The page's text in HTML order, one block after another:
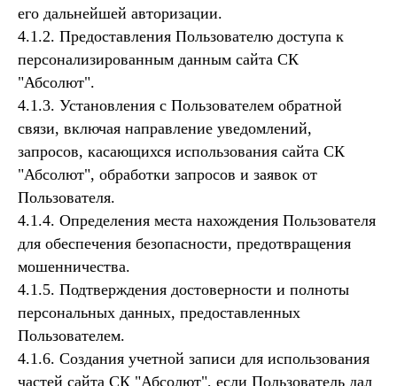
его дальнейшей авторизации.
4.1.2. Предоставления Пользователю доступа к
персонализированным данным сайта СК
"Абсолют".
4.1.3. Установления с Пользователем обратной
связи, включая направление уведомлений,
запросов, касающихся использования сайта СК
"Абсолют", обработки запросов и заявок от
Пользователя.
4.1.4. Определения места нахождения Пользователя
для обеспечения безопасности, предотвращения
мошенничества.
4.1.5. Подтверждения достоверности и полноты
персональных данных, предоставленных
Пользователем.
4.1.6. Создания учетной записи для использования
частей сайта СК "Абсолют", если Пользователь дал